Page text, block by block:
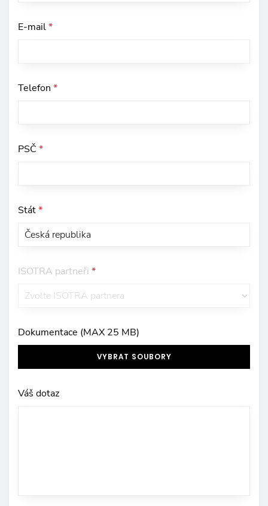
E-mail*
Telefon *
PSČ *
Stát*
ISOTRA partneři *
Dokumentace (MAX 25 MB)
VYBRAT SOUBORY
Váš dotaz